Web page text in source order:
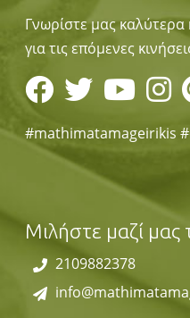
Γνωρίστε μας καλύτερα
για τις επόμενες
#mathimatamageirikis
Μιλήστε μαζί
2109882378